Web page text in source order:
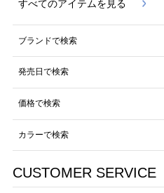
すべてのアイテムを見る
ブランドで検索
発売日で検索
価格で検索
カラーで検索
CUSTOMER SERVICE